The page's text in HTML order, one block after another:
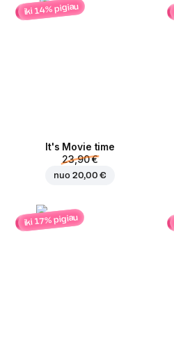
iki 14% pigiau
It's Movie time
23,90 €
nuo 20,00 €
iki 17% pigiau